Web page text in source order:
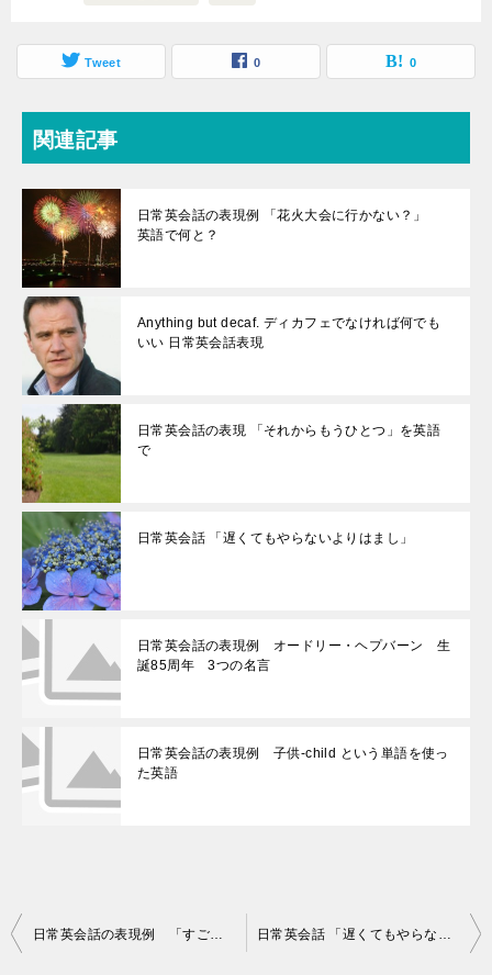
Tweet 0 0
関連記事
日常英会話の表現例 「花火大会に行かない？」
英語で何と？
Anything but decaf. ディカフェでなければ何でも
いい 日常英会話表現
日常英会話の表現 「それからもうひとつ」を英語
で
日常英会話 「遅くてもやらないよりはまし」
日常英会話の表現例 オードリー・ヘプバーン 生
誕85周年 3つの名言
日常英会話の表現例 子供-child という単語を使っ
た英語
投